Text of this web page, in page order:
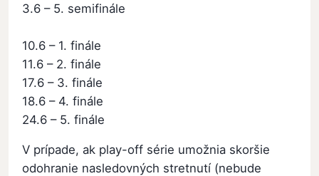
3.6 – 5. semifinále
10.6 – 1. finále
11.6 – 2. finále
17.6 – 3. finále
18.6 – 4. finále
24.6 – 5. finále
V prípade, ak play-off série umožnia skoršie
odohranie nasledovných stretnutí (nebude